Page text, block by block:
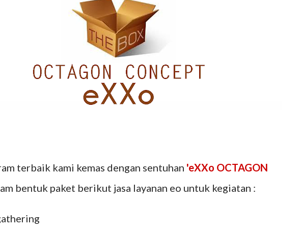
terbaik kami kemas dengan sentuhan 'eXXo OCTAGON
bentuk paket berikut jasa layanan eo untuk kegiatan :